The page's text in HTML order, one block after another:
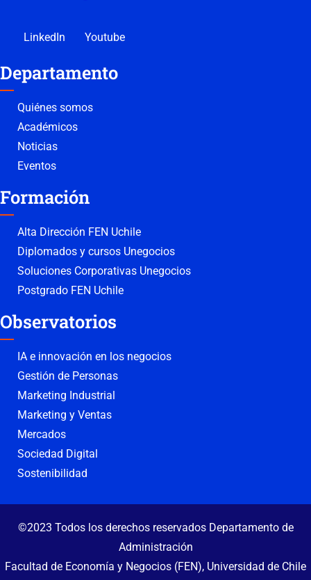
LinkedIn Youtube
Departamento
Quiénes somos
Académicos
Noticias
Eventos
Formación
Alta Dirección FEN Uchile
Diplomados y cursos Unegocios
Soluciones Corporativas Unegocios
Postgrado FEN Uchile
Observatorios
IA e innovación en los negocios
Gestión de Personas
Marketing Industrial
Marketing y Ventas
Mercados
Sociedad Digital
Sostenibilidad
©2023 Todos los derechos reservados Departamento de
Administración
Facultad de Economía y Negocios (FEN), Universidad de Chile